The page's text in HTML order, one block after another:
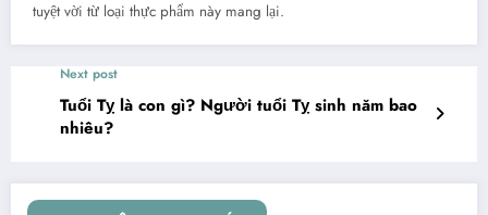
tuyệt vời từ loại thực phẩm này mang lại.
Next post
Tuổi Tỵ là con gì? Người tuổi Tỵ sinh năm bao
nhiêu?